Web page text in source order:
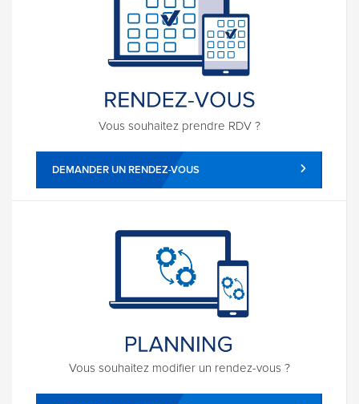
Vous souhaitez prendre RDV ?
DEMANDER UN RENDEZ-VOUS
Vous souhaitez modifier un rendez-vous ?